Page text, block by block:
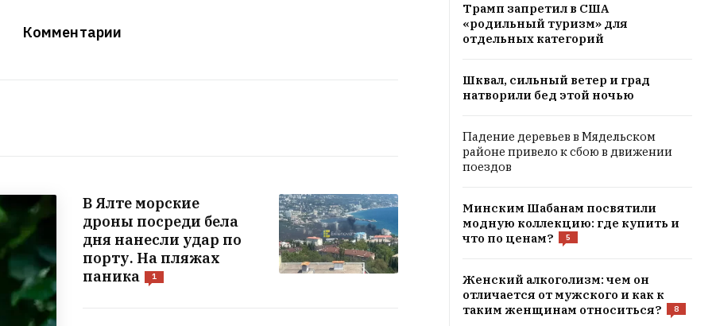
Комментарии
В Ялте морские
дроны посреди бела
дня нанесли удар по
порту. На пляжах
паника
1
Трамп запретил в США
«родильный туризм» для
отдельных категорий
Шквал, сильный ветер и град
натворили бед этой ночью
Падение деревьев в Мядельском
районе привело к сбою в движении
поездов
Минским Шабанам посвятили
модную коллекцию: где купить и
что по ценам?
5
Женский алкоголизм: чем он
отличается от мужского и как к
таким женщинам относиться?
8